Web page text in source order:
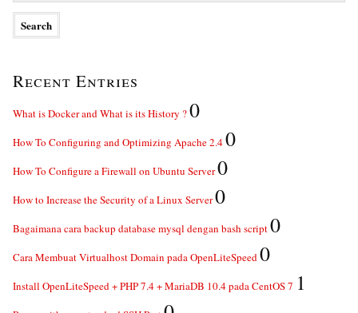
Recent Entries
What is Docker and What is its History ?0
How To Configuring and Optimizing Apache 2.40
How To Configure a Firewall on Ubuntu Server0
How to Increase the Security of a Linux Server0
Bagaimana cara backup database mysql dengan bash script0
Cara Membuat Virtualhost Domain pada OpenLiteSpeed0
Install OpenLiteSpeed + PHP 7.4 + MariaDB 10.4 pada CentOS 7 1